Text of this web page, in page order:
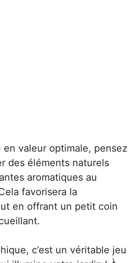
en valeur optimale, pensez
des éléments naturels
aromatiques au
favorisera la
en offrant un petit coin
c’est un véritable jeu